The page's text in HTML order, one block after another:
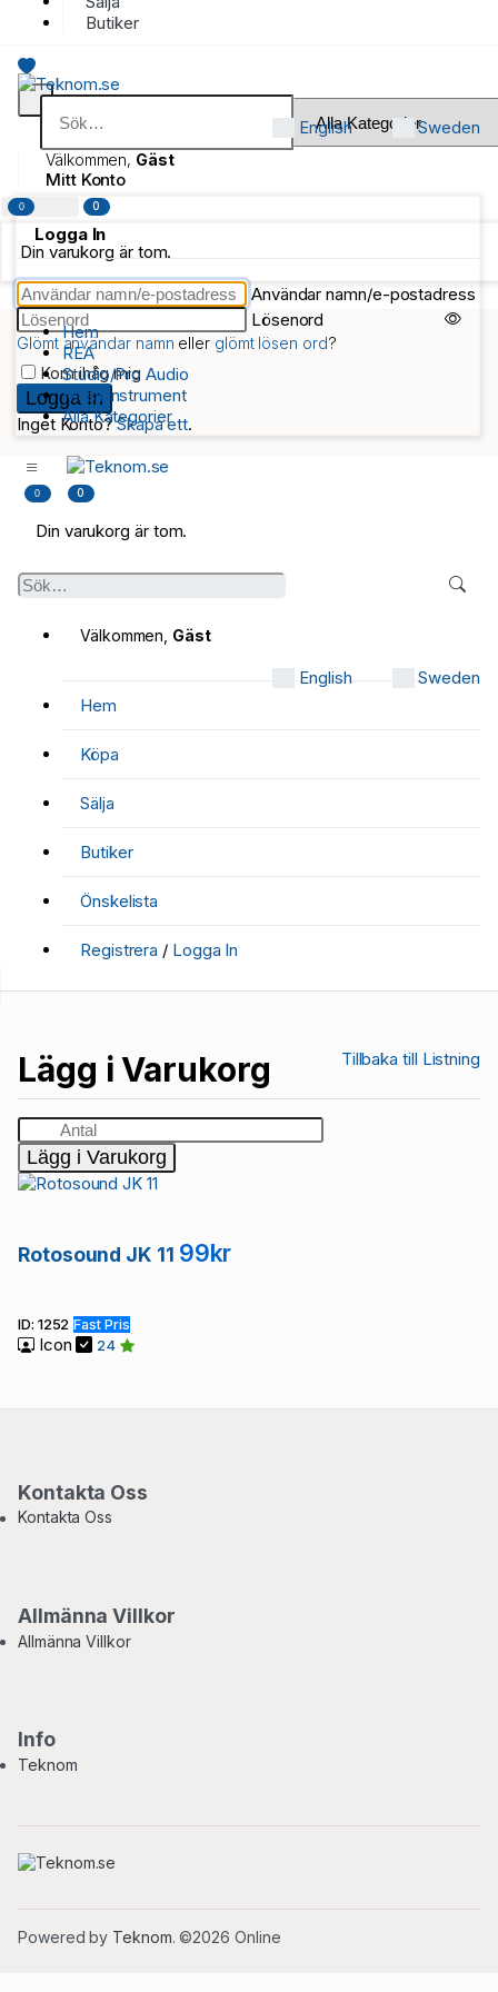
Butiker
English Sweden
Välkommen, Gäst
Mitt Konto
Logga In
Användar namn/e-postadress
Lösenord
Glömt användar namn eller glömt lösen ord?
Kom ihåg mig
Inget Konto?Skapa ett.
0 0
Din varukorg är tom.
Hem
REA
Studio/Pro Audio
Musikinstrument
Alla Kategorier
0 0
Din varukorg är tom.
Välkommen, Gäst
English
Sweden
Hem
Köpa
Sälja
Butiker
Önskelista
Registrera / Logga In
Lägg i Varukorg Tillbaka till Listning
Lägg i Varukorg
Rotosound JK 11 99kr
ID: 1252 Fast Pris
Icon 24
Kontakta Oss
Kontakta Oss
Allmänna Villkor
Allmänna Villkor
Info
Teknom
Powered by Teknom. ©2026 Online